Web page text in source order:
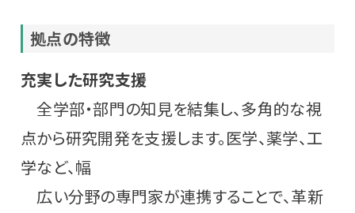
拠点の特徴
充実した研究支援
全学部・部門の知見を結集し、多角的な視
点から研究開発を支援します。医学、薬学、工
学など、幅
広い分野の専門家が連携することで、革新